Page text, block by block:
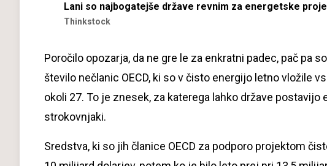
Lani so najbogatejše države revnim za energetske
Thinkstock
Poročilo opozarja, da ne gre le za enkratni padec, pač pa
število nečlanic OECD, ki so v čisto energijo letno vložile
okoli 27. To je znesek, za katerega lahko države
strokovnjaki.
Sredstva, ki so jih članice OECD za podporo projektom